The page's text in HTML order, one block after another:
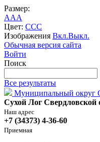
Размер:
AAA
Цвет: CCC
Изображения Вкл.Выкл.
Обычная версия сайта
Войти
Поиск
Все результаты
Муниципальный округ
Сухой Лог Свердловской
Наш адрес
+7 (34373) 4-36-60
Приемная